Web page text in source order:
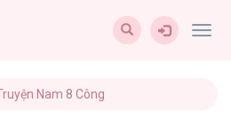
Nam 8 Công